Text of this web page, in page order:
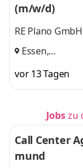
(m/w/d)
RE Plano GmbH
Essen,
Lünen,
vor 13 Tagen
Jobszu
Call Center
mund